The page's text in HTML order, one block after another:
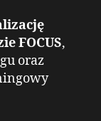
FOCUS,
oraz